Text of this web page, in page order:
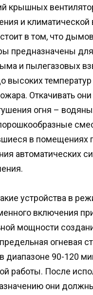
крышных
и климатической
в том, что
предназначены
и пылегазовых
высоких
Откачивать они
огня –
в помещениях
автоматических
устройства в
включения
мощности
огневая
диапазоне 90-120
работы. После
они